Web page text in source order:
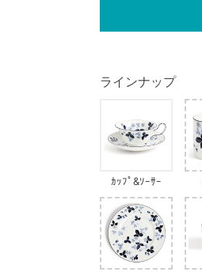
ラインナップ
ｶｯﾌﾟ&ｿｰｻｰ